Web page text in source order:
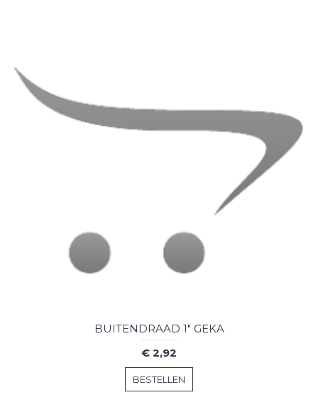
BUITENDRAAD 1" GEKA
€ 2,92
BESTELLEN